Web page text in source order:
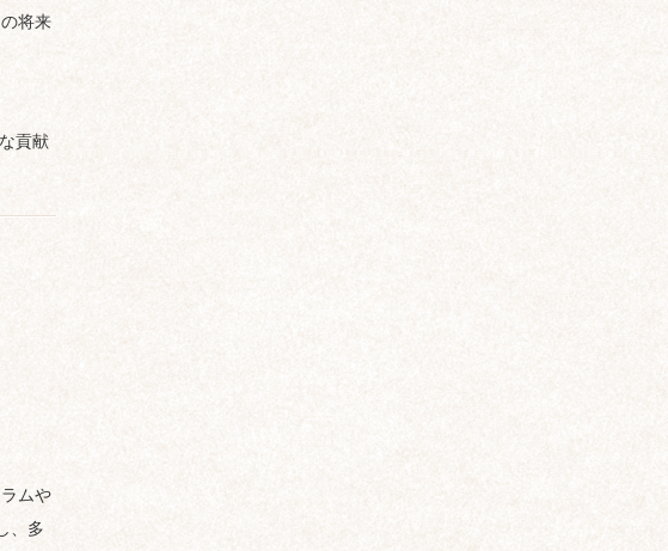
将来
貢献
ムや
、多